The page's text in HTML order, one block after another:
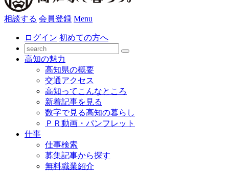
相談する 会員登録 Menu
ログイン 初めての方へ
高知の魅力
高知県の概要
交通アクセス
高知ってこんなところ
新着記事を見る
数字で見る高知の暮らし
ＰＲ動画・パンフレット
仕事
仕事検索
募集記事から探す
無料職業紹介